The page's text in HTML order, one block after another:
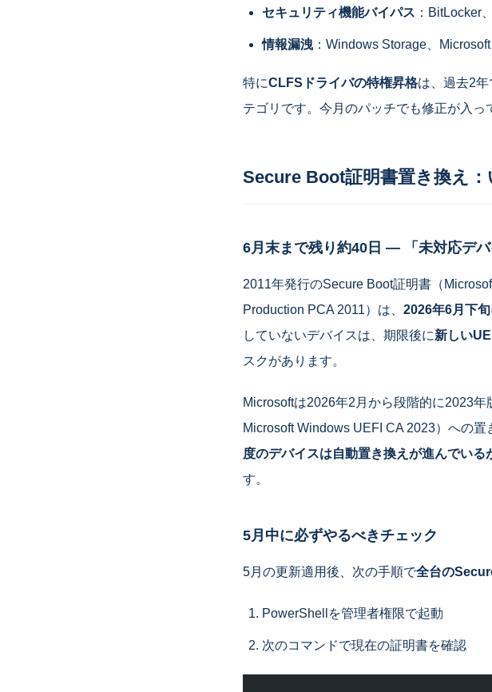
セキュリティ機能バイパス ：BitLocker
情報漏洩 ：Windows Storage、
特にCLFSドライバの特権昇格は、過去2
テゴリです。今月のパッチでも修正が入っ
Secure Boot証明書置き換え
6月末まで残り約40日 ― 「未対応デ
2011年発行のSecure Boot証明書（
Production PCA 2011）は、 2026年6月下
していないデバイスは、期限後に新しい
スクがあります。
Microsoftは2026年2月から段階的に2023年
Microsoft Windows UEFI CA 2023）への
度のデバイスは自動置き換えが進んでい
す。
5月中に必ずやるべきチェック
5月の更新適用後、次の手順で全台の
PowerShellを管理者権限で起動
次のコマンドで現在の証明書を確認